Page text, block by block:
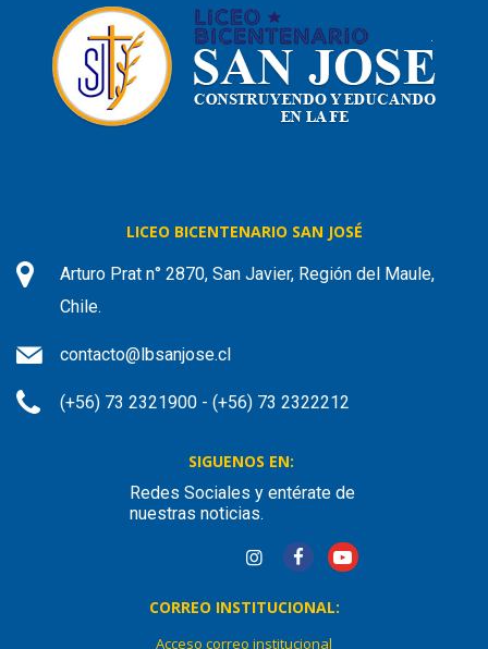
LICEO BICENTENARIO SAN JOSÉ
Arturo Prat n° 2870, San Javier, Región del Maule,
Chile.
contacto@lbsanjose.cl
(+56) 73 2321900 - (+56) 73 2322212
SIGUENOS EN:
Redes Sociales y entérate de
nuestras noticias.
CORREO INSTITUCIONAL:
Acceso correo institucional